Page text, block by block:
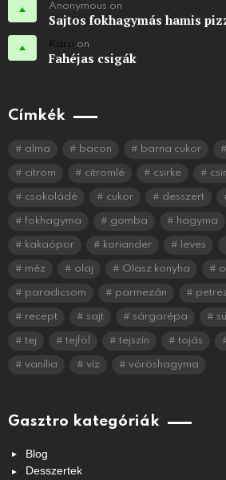
Anonymous on
Sajtos fokhagymás hamis
Karsi on
Fahéjas csigák
Címkék
alma bacon barna cukor
citrom citromlé csirke
csokoládé cukor desszert
fokhagyma gomba hagyma
kakaópor koriander leves
méz olaj Olasz konyha
paradicsom parmezán
recept sajt sárgarépa
tej tejföl tejszín tojás
vanília víz vöröshagyma
Gasztro kategóriák
Blog
Desszertek